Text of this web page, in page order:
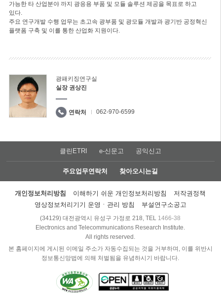
가능한 타 산업분야 까지 광응용 부품 및 모듈 솔루션 제공을 목표로 하고
있다.
주요 연구개발 수행 업무는 초고속 광부품 및 광모듈 개발과 광기반 공정혁신
플랫폼 구축 및 이를 통한 산업화 지원이다.
광패키징연구실
실장 권상진
연락처 062-970-6599
클린ETRI e-신문고 공익신고
주요업무연락처 찾아오시는길
개인정보처리방침 이해하기 쉬운 개인정보처리방침
저작권정책
영상정보처리기기 운영ㆍ관리 방침
부설연구소공고
(34129) 대전광역시 유성구 가정로 218, TEL 1466-38
Electronics and Telecommunications Research Institute.
All rights reserved.
본 홈페이지에 게시된 이메일 주소가 자동수집되는 것을 거부하며, 이를 위반시
정보통신망법에 의해 처벌됨을 유념하시기 바랍니다.